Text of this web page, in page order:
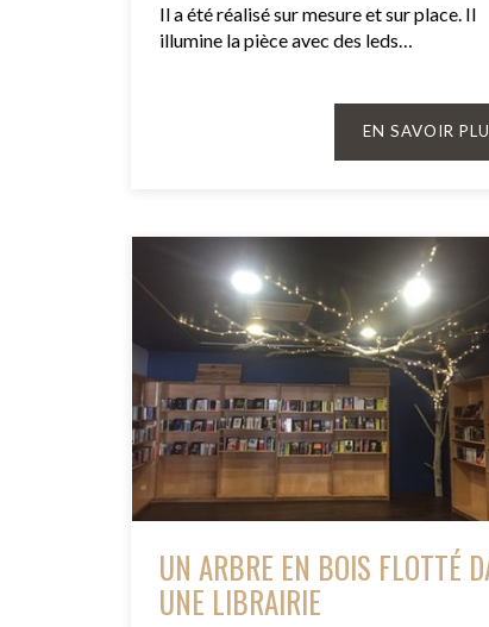
Il a été réalisé sur mesure et sur place. Il
illumine la pièce avec des leds…
EN SAVOIR
UN ARBRE EN BOIS FLOTTÉ
UNE LIBRAIRIE